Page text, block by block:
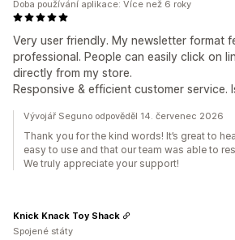
Very user friendly. My newsletter format
professional. People can easily click on
directly from my store.
Responsive & efficient customer service.
Doba používání aplikace: Více než 6 roky
Vývojář Seguno odpověděl 14. červenec 2026
Thank you for the kind words! It’s great to
easy to use and that our team was able to
We truly appreciate your support!
Knick Knack Toy Shack
Spojené státy